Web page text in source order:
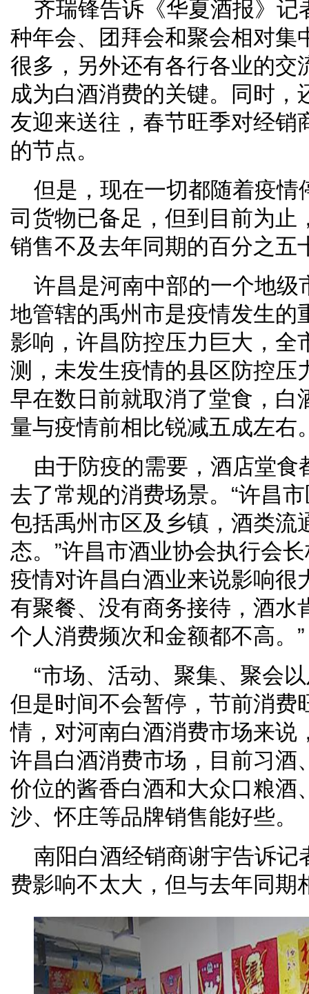
齐瑞锋告诉《华夏酒报》记
种年会、团拜会和聚会相对集
很多，另外还有各行各业的交
成为白酒消费的关键。同时，
友迎来送往，春节旺季对经销
的节点。
但是，现在一切都随着疫情
司货物已备足，但到目前为止
销售不及去年同期的百分之五
许昌是河南中部的一个地级
地管辖的禹州市是疫情发生的
影响，许昌防控压力巨大，全
测，未发生疫情的县区防控压
早在数日前就取消了堂食，白
量与疫情前相比锐减五成左右
由于防疫的需要，酒店堂
去了常规的消费场景。“许昌
包括禹州市区及乡镇，酒类流
态。”许昌市酒业协会执行会
疫情对许昌白酒业来说影响很
有聚餐、没有商务接待，酒水
个人消费频次和金额都不高。”
“市场、活动、聚集、聚会
但是时间不会暂停，节前消费
情，对河南白酒消费市场来说
许昌白酒消费市场，目前习酒
价位的酱香白酒和大众口粮酒
沙、怀庄等品牌销售能好些。
南阳白酒经销商谢宇告诉记
费影响不太大，但与去年同期